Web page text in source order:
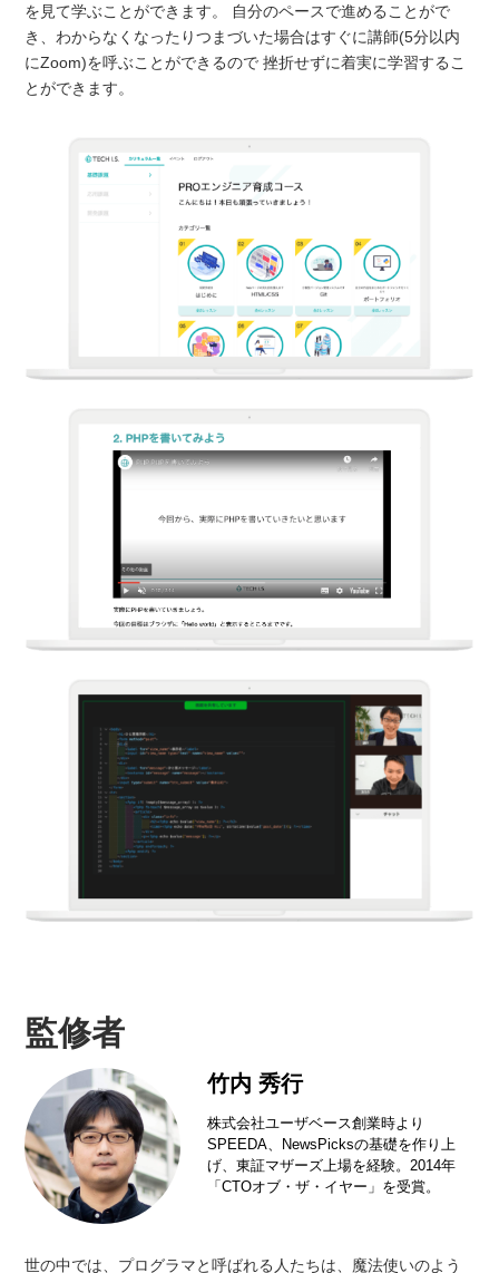
を見て学ぶことができます。 自分のペースで進めることがで
き、わからなくなったりつまづいた場合はすぐに講師(5分以内
にZoom)を呼ぶことができるので 挫折せずに着実に学習するこ
とができます。
監修者
竹内 秀行
株式会社ユーザベース創業時より
SPEEDA、NewsPicksの基礎を作り上
げ、東証マザーズ上場を経験。2014年
「CTOオブ・ザ・イヤー」を受賞。
世の中では、プログラマと呼ばれる人たちは、魔法使いのよう